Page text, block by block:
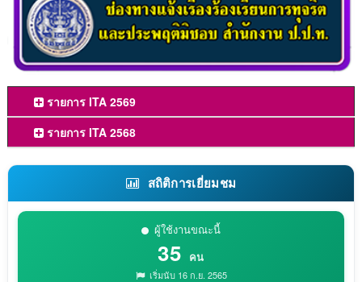
รายการ ITA 2569
รายการ ITA 2568
สถิติการเยี่ยมชม
ผู้ใช้งานขณะนี้
35 คน
เริ่มนับ 16 ก.ย. 2565